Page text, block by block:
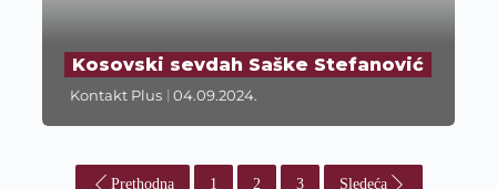
Kosovski sevdah Saške Stefanović
Kontakt Plus 04.09.2024.
Prethodna 1 2 3 Sledeća